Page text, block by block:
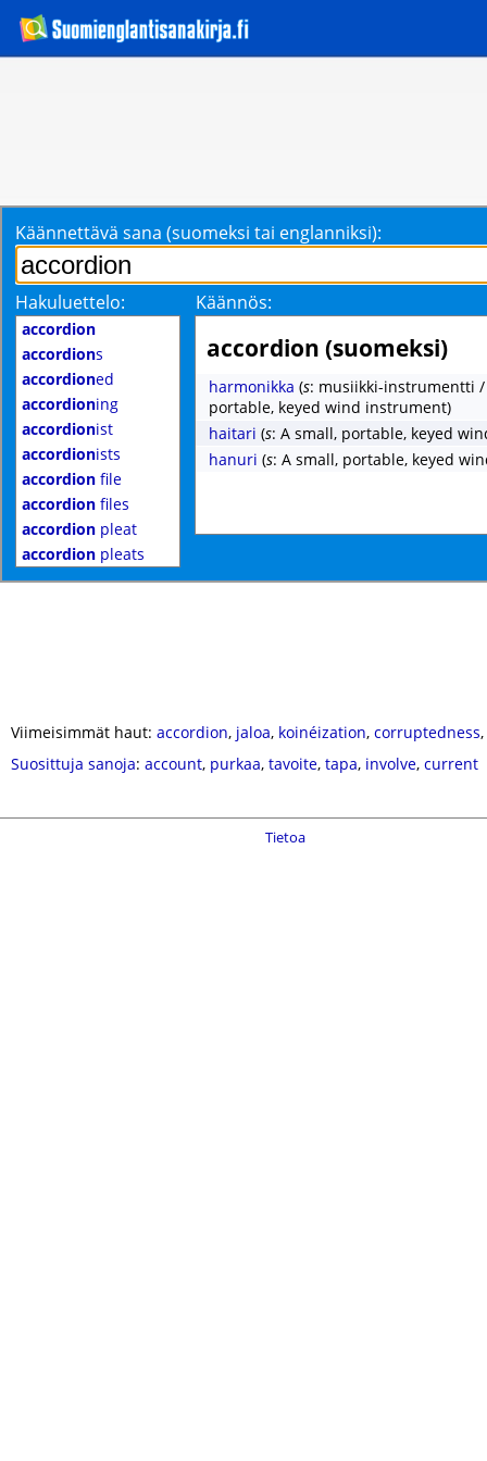
Käännettävä sana (suomeksi tai englanniksi):
Hakuluettelo: Käännös:
accordion
accordions
accordioned
accordioning
accordionist
accordionists
accordion file
accordion files
accordion pleat
accordion pleats
accordion (suomeksi)
harmonikka (s: musiikki-instrumentti /
portable, keyed wind instrument)
haitari (s: A small, portable, keyed
hanuri (s: A small, portable, keyed
Viimeisimmät haut: accordion, jaloa, koinéization, corruptedness,
Suosittuja sanoja: account, purkaa, tavoite, tapa, involve, current
Tietoa